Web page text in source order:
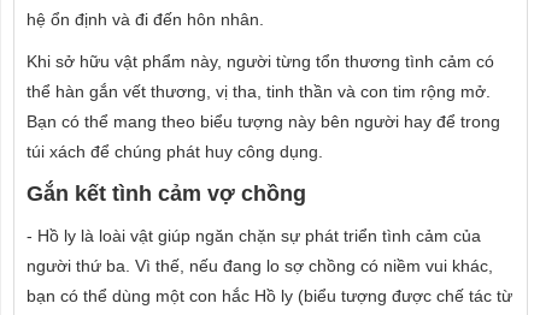
hệ ổn định và đi đến hôn nhân.
Khi sở hữu vật phẩm này, người từng tổn thương tình cảm có
thể hàn gắn vết thương, vị tha, tinh thần và con tim rộng mở.
Bạn có thể mang theo biểu tượng này bên người hay để trong
túi xách để chúng phát huy công dụng.
Gắn kết tình cảm vợ chồng
- Hồ ly là loài vật giúp ngăn chặn sự phát triển tình cảm của
người thứ ba. Vì thế, nếu đang lo sợ chồng có niềm vui khác,
bạn có thể dùng một con hắc Hồ ly (biểu tượng được chế tác từ